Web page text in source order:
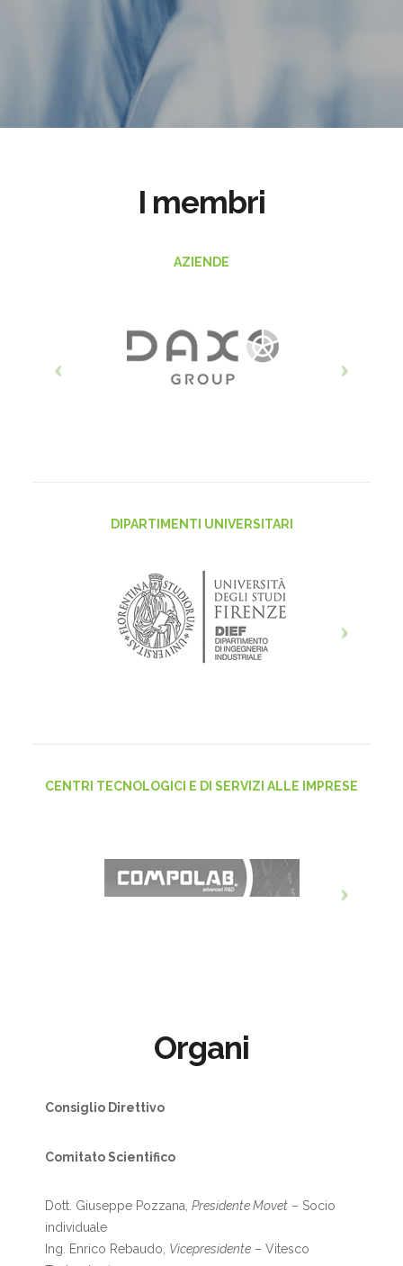
I membri
AZIENDE
DIPARTIMENTI UNIVERSITARI
CENTRI TECNOLOGICI E DI SERVIZI ALLE IMPRESE
Organi
Consiglio Direttivo
Comitato Scientifico
Dott. Giuseppe Pozzana, Presidente Movet – Socio
individuale
Ing. Enrico Rebaudo, Vicepresidente – Vitesco